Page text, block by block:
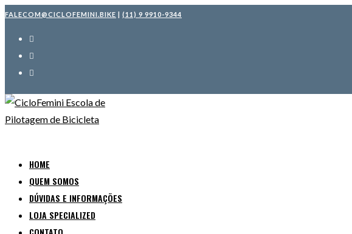
Ir
FALECOM@CICLOFEMINI.BIKE | (11) 9 9910-9344
HOME
QUEM SOMOS
DÚVIDAS E INFORMAÇÕES
LOJA SPECIALIZED